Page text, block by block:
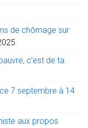
de chômage sur
c’est de ta
7 septembre à 14
aux propos